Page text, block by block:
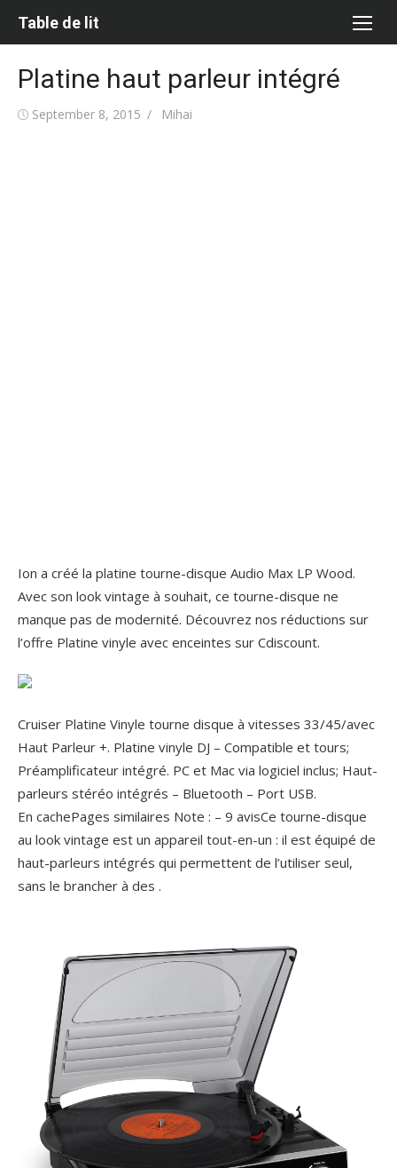
Table de lit
Platine haut parleur intégré
Posted
September 8, 2015 Author
Mihai
Ion a créé la platine tourne-disque Audio Max LP Wood.
Avec son look vintage à souhait, ce tourne-disque ne
manque pas de modernité. Découvrez nos réductions sur
l’offre Platine vinyle avec enceintes sur Cdiscount.
Cruiser Platine Vinyle tourne disque à vitesses 33/45/avec
Haut Parleur +. Platine vinyle DJ – Compatible et tours;
Préamplificateur intégré. PC et Mac via logiciel inclus; Haut-
parleurs stéréo intégrés – Bluetooth – Port USB.
En cachePages similaires Note : – ‎9 avisCe tourne-disque
au look vintage est un appareil tout-en-un : il est équipé de
haut-parleurs intégrés qui permettent de l’utiliser seul,
sans le brancher à des .